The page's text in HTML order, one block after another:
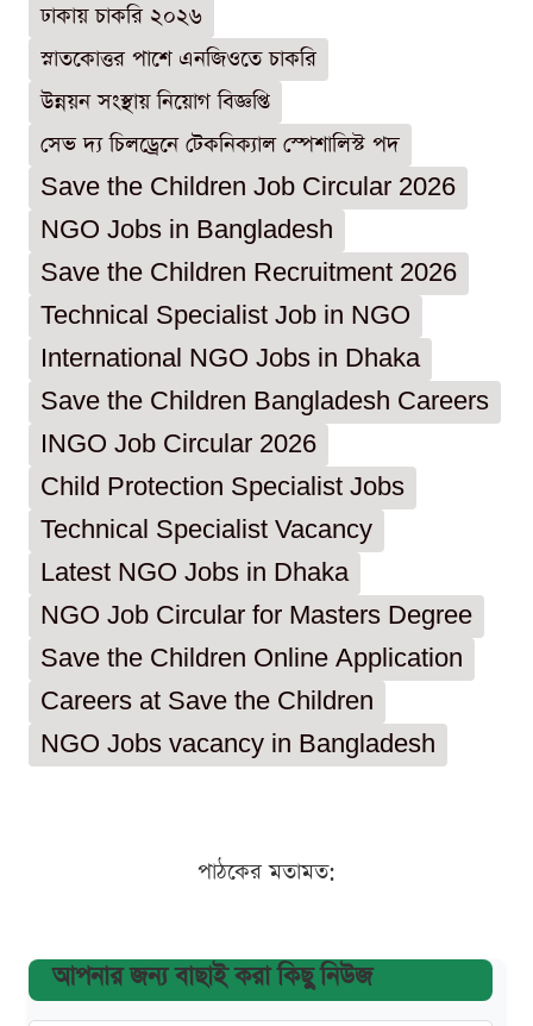
ঢাকায় চাকরি ২০২৬
স্নাতকোত্তর পাশে এনজিওতে চাকরি
উন্নয়ন সংস্থায় নিয়োগ বিজ্ঞপ্তি
সেভ দ্য চিলড্রেনে টেকনিক্যাল স্পেশালিস্ট পদ
Save the Children Job Circular 2026
NGO Jobs in Bangladesh
Save the Children Recruitment 2026
Technical Specialist Job in NGO
International NGO Jobs in Dhaka
Save the Children Bangladesh Careers
INGO Job Circular 2026
Child Protection Specialist Jobs
Technical Specialist Vacancy
Latest NGO Jobs in Dhaka
NGO Job Circular for Masters Degree
Save the Children Online Application
Careers at Save the Children
NGO Jobs vacancy in Bangladesh
পাঠকের মতামত:
আপনার জন্য বাছাই করা কিছু নিউজ